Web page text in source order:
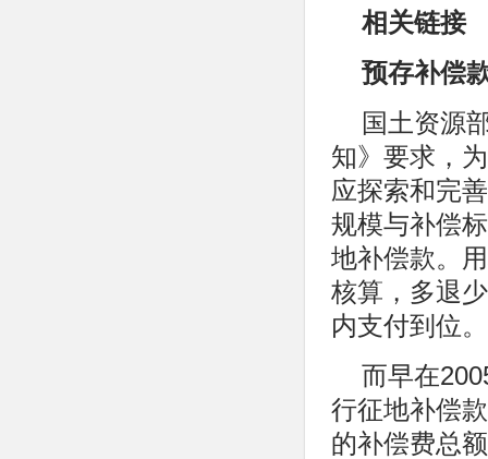
相关链接
预存补偿
国土资源
知》要求，
应探索和完
规模与补偿
地补偿款。
核算，多退
内支付到位。
而早在
行征地补偿
的补偿费总